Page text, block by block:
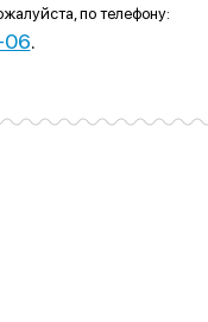
по телефону:
06.